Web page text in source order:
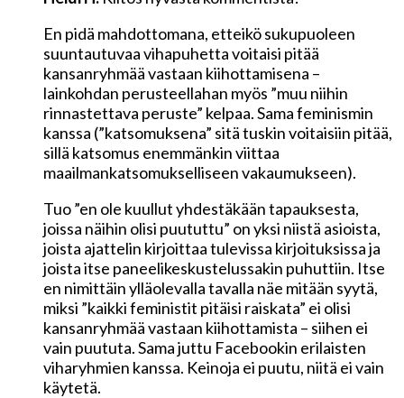
En pidä mahdottomana, etteikö sukupuoleen
suuntautuvaa vihapuhetta voitaisi pitää
kansanryhmää vastaan kiihottamisena –
lainkohdan perusteellahan myös ”muu niihin
rinnastettava peruste” kelpaa. Sama feminismin
kanssa (”katsomuksena” sitä tuskin voitaisiin pitää,
sillä katsomus enemmänkin viittaa
maailmankatsomukselliseen vakaumukseen).
Tuo ”en ole kuullut yhdestäkään tapauksesta,
joissa näihin olisi puututtu” on yksi niistä asioista,
joista ajattelin kirjoittaa tulevissa kirjoituksissa ja
joista itse paneelikeskustelussakin puhuttiin. Itse
en nimittäin ylläolevalla tavalla näe mitään syytä,
miksi ”kaikki feministit pitäisi raiskata” ei olisi
kansanryhmää vastaan kiihottamista – siihen ei
vain puututa. Sama juttu Facebookin erilaisten
viharyhmien kanssa. Keinoja ei puutu, niitä ei vain
käytetä.